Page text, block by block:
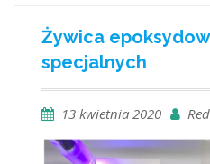
Żywica
specjalnych
13 kwietnia 2020